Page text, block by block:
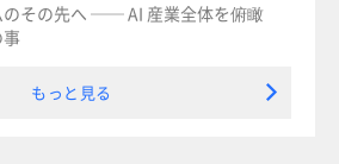
のその先へ ── AI 産業全体を俯瞰
事
もっと見る